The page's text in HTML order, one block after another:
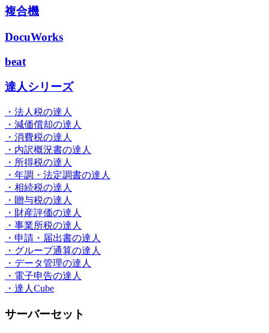
複合機
DocuWorks
beat
達人シリーズ
・法人税の達人
・減価償却の達人
・消費税の達人
・内訳概況書の達人
・所得税の達人
・年調・法定調書の達人
・相続税の達人
・贈与税の達人
・財産評価の達人
・事業所税の達人
・申請・届出書の達人
・グループ通算の達人
・データ管理の達人
・電子申告の達人
・達人Cube
サーバーセット